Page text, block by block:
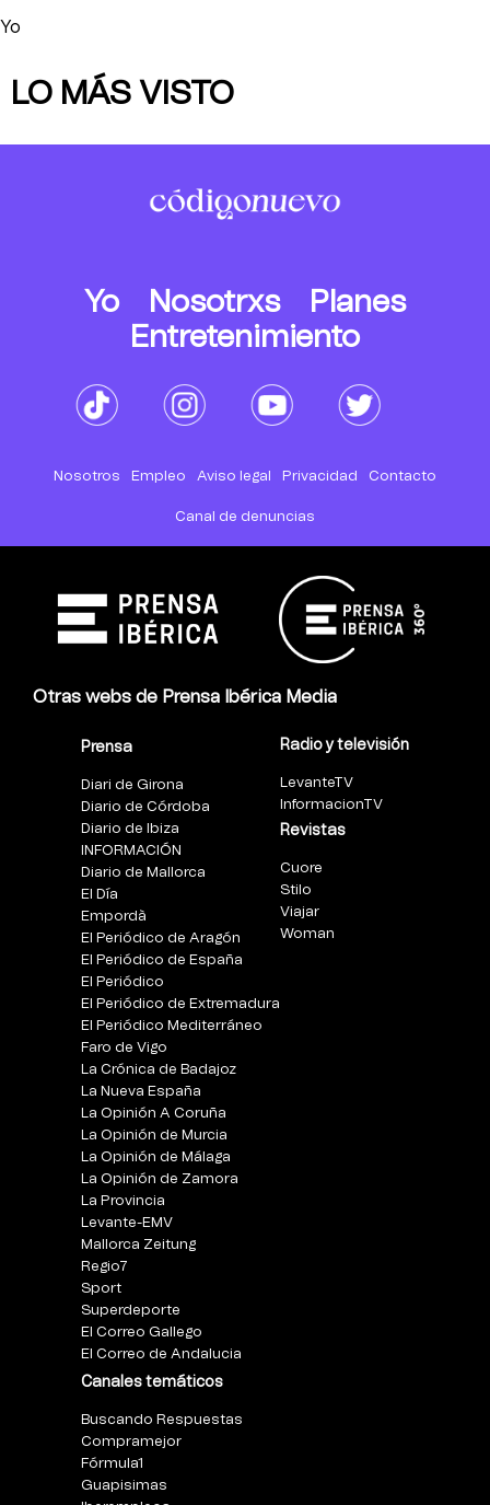
Yo
LO MÁS VISTO
Yo Nosotrxs
Planes
Entretenimiento
Nosotros Empleo Aviso legal Privacidad Contacto
Canal de denuncias
Otras webs de Prensa Ibérica Media
Prensa
Diari de Girona
Diario de Córdoba
Diario de Ibiza
INFORMACIÓN
Diario de Mallorca
El Día
Empordà
El Periódico de Aragón
El Periódico de España
El Periódico
El Periódico de Extremadura
El Periódico Mediterráneo
Faro de Vigo
La Crónica de Badajoz
La Nueva España
La Opinión A Coruña
La Opinión de Murcia
La Opinión de Málaga
La Opinión de Zamora
La Provincia
Levante-EMV
Mallorca Zeitung
Regio7
Sport
Superdeporte
El Correo Gallego
El Correo de Andalucia
Canales temáticos
Buscando Respuestas
Compramejor
Fórmula1
Guapisimas
Radio y televisión
LevanteTV
InformacionTV
Revistas
Cuore
Stilo
Viajar
Woman